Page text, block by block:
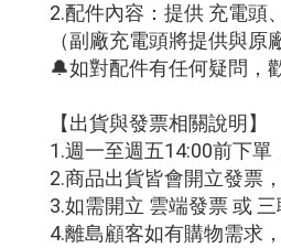
2.配件內容：提供 充電頭
（副廠充電頭將提供與
🔔如對配件有任何疑問，
【出貨與發票相關說明】
1.週一至週五14:00前下
2.商品出貨皆會開立發票
3.如需開立 雲端發票 或
4.離島顧客如有購物需求